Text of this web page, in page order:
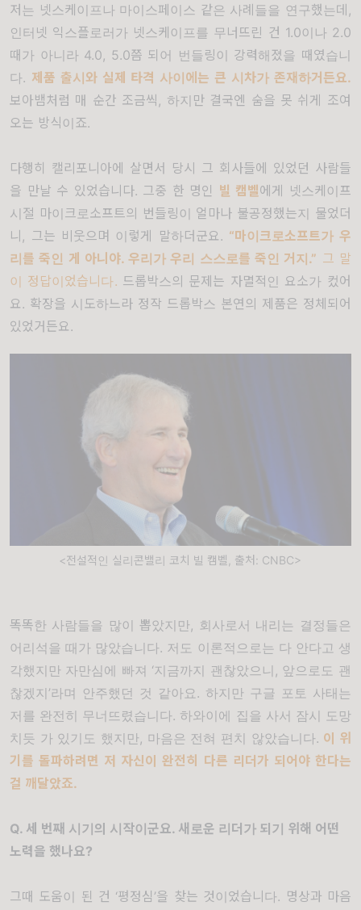
저는 넷스케이프나 마이스페이스 같은 사례들을 연구했는데 ,
인터넷 익스플로러가 넷스케이프를 무너뜨린 건 1.0이나 2.0
때가 아니라 4.0, 5.0쯤 되어 번들링이 강력해졌을 때였습니
다. 제품 출시와 실제 타격 사이에는 큰 시차가 존재하거든요.
보아뱀처럼 매 순간 조금씩 , 하지만 결국엔 숨을 못 쉬게 조여
오는 방식이죠.
다행히 캘리포니아에 살면서 당시 그 회사들에 있었던 사람들
을 만날 수 있었습니다. 그중 한 명인 빌 캠벨에게 넷스케이프
시절 마이크로소프트의 번들링이 얼마나 불공정했는지 물었더
니 , 그는 비웃으며 이렇게 말하더군요. “마이크로소프트가 우
리를 죽인 게 아니야.우리가 우리 스스로를 죽인 거지.” 그 말
이 정답이었습니다. 드롭박스의 문제는 자멸적인 요소가 컸어
요. 확장을 시도하느라 정작 드롭박스 본연의 제품은 정체되어
있었거든요.
<전설적인 실리콘밸리 코치 빌 캠벨, 출처: CNBC>
똑똑한 사람들을 많이 뽑았지만, 회사로서 내리는 결정들은
어리석을 때가 많았습니다. 저도 이론적으로는 다 안다고 생
각했지만 자만심에 빠져 ‘지금까지 괜찮았으니 , 앞으로도 괜
찮겠지’라며 안주했던 것 같아요 . 하지만 구글 포토 사태는
저를 완전히 무너뜨렸습니다. 하와이에 집을 사서 잠시 도망
치듯 가 있기도 했지만, 마음은 전혀 편치 않았습니다. 이 위
기를 돌파하려면 저 자신이 완전히 다른 리더가 되어야 한다는
걸 깨달았죠.
Q. 세 번째 시기의 시작이군요. 새로운 리더가 되기 위해 어떤
노력을 했나요?
그때 도움이 된 건 ‘평정심’을 찾는 것이었습니다. 명상과 마음